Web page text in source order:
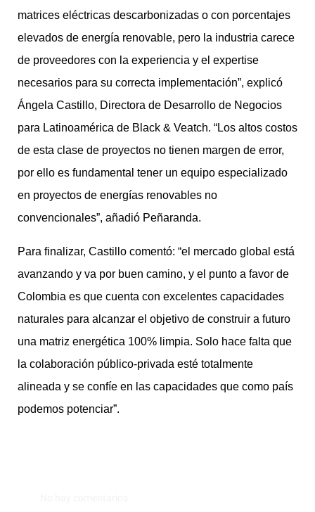
matrices eléctricas descarbonizadas o con porcentajes
elevados de energía renovable, pero la industria carece
de proveedores con la experiencia y el expertise
necesarios para su correcta implementación”, explicó
Ángela Castillo, Directora de Desarrollo de Negocios
para Latinoamérica de Black & Veatch. “Los altos costos
de esta clase de proyectos no tienen margen de error,
por ello es fundamental tener un equipo especializado
en proyectos de energías renovables no
convencionales”, añadió Peñaranda.
Para finalizar, Castillo comentó: “el mercado global está
avanzando y va por buen camino, y el punto a favor de
Colombia es que cuenta con excelentes capacidades
naturales para alcanzar el objetivo de construir a futuro
una matriz energética 100% limpia. Solo hace falta que
la colaboración público-privada esté totalmente
alineada y se confíe en las capacidades que como país
podemos potenciar”.